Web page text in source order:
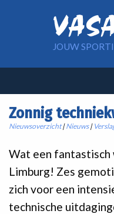
JOUW
navigation
Zonnig
Nieuwsoverzicht|Nieuws|
Wat een fantastisch
Limburg! Zes
zich voor een
technische